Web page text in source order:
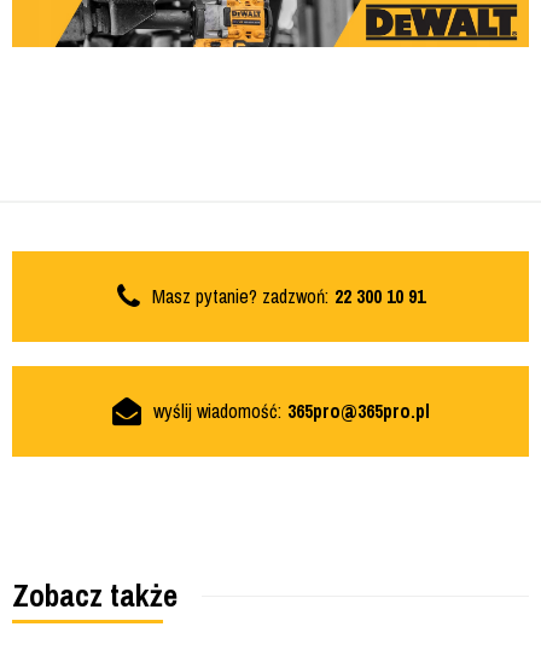
Masz pytanie? zadzwoń: 22 300 10 91
wyślij wiadomość: 365pro@365pro.pl
Zobacz także